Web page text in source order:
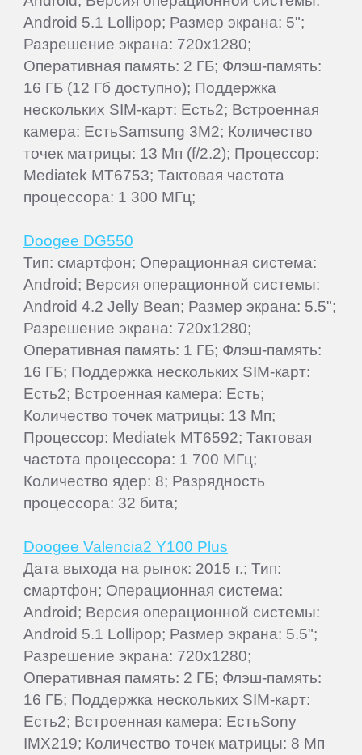
Android 5.1 Lollipop; Размер экрана: 5";
Разрешение экрана: 720x1280;
Оперативная память: 2 ГБ; Флэш-память:
16 ГБ (12 Гб доступно); Поддержка
нескольких SIM-карт: Есть2; Встроенная
камера: ЕстьSamsung 3M2; Количество
точек матрицы: 13 Мп (f/2.2); Процессор:
Mediatek MT6753; Тактовая частота
процессора: 1 300 МГц;
Doogee DG550
Тип: смартфон; Операционная система:
Android; Версия операционной системы:
Android 4.2 Jelly Bean; Размер экрана: 5.5";
Разрешение экрана: 720x1280;
Оперативная память: 1 ГБ; Флэш-память:
16 ГБ; Поддержка нескольких SIM-карт:
Есть2; Встроенная камера: Есть;
Количество точек матрицы: 13 Мп;
Процессор: Mediatek MT6592; Тактовая
частота процессора: 1 700 МГц;
Количество ядер: 8; Разрядность
процессора: 32 бита;
Doogee Valencia2 Y100 Plus
Дата выхода на рынок: 2015 г.; Тип:
смартфон; Операционная система:
Android; Версия операционной системы:
Android 5.1 Lollipop; Размер экрана: 5.5";
Разрешение экрана: 720x1280;
Оперативная память: 2 ГБ; Флэш-память:
16 ГБ; Поддержка нескольких SIM-карт:
Есть2; Встроенная камера: ЕстьSony
IMX219; Количество точек матрицы: 8 Мп